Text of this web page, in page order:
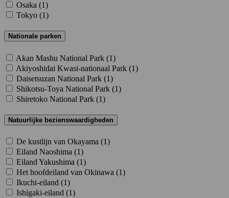
Osaka (1)
Tokyo (1)
Nationale parken
Akan Mashu National Park (1)
Akiyoshidai Kwasi-nationaal Park (1)
Daisetsuzan National Park (1)
Shikotsu-Toya National Park (1)
Shiretoko National Park (1)
Natuurlijke bezienswaardigheden
De kustlijn van Okayama (1)
Eiland Naoshima (1)
Eiland Yakushima (1)
Het hoofdeiland van Okinawa (1)
Ikuchi-eiland (1)
Ishigaki-eiland (1)